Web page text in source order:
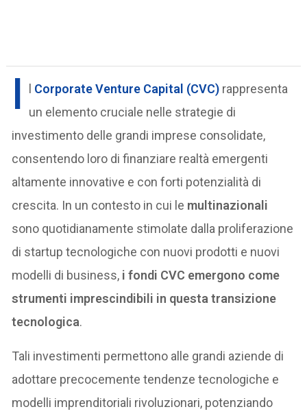
I Corporate Venture Capital (CVC) rappresenta
un elemento cruciale nelle strategie di
investimento delle grandi imprese consolidate,
consentendo loro di finanziare realtà emergenti
altamente innovative e con forti potenzialità di
crescita. In un contesto in cui le multinazionali
sono quotidianamente stimolate dalla proliferazione
di startup tecnologiche con nuovi prodotti e nuovi
modelli di business, i fondi CVC emergono come
strumenti imprescindibili in questa transizione
tecnologica.
Tali investimenti permettono alle grandi aziende di
adottare precocemente tendenze tecnologiche e
modelli imprenditoriali rivoluzionari, potenziando